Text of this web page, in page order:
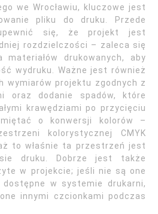
we Wrocławiu, kluczowe jest
pliku do druku. Przede
się, że projekt jest
rozdzielczości – zaleca się
drukowanych, aby
wydruku. Ważne jest również
wymiarów projektu zgodnych z
oraz dodanie spadów, które
krawędziami po przycięciu
o konwersji kolorów –
kolorystycznej CMYK
to właśnie ta przestrzeń jest
druku. Dobrze jest także
w projekcie; jeśli nie są one
w systemie drukarni,
innymi czcionkami podczas